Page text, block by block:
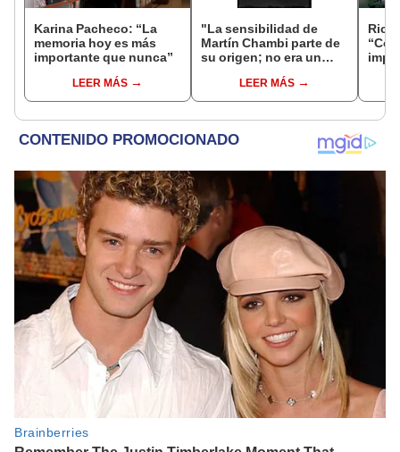
Karina Pacheco: “La
memoria hoy es más
importante que nunca”
LEER MÁS
"La sensibilidad de
Martín Chambi parte de
su origen; no era un
integraba con el
pueblo”
LEER MÁS